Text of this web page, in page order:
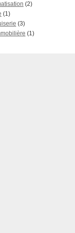
(2)
(1)
(3)
(1)